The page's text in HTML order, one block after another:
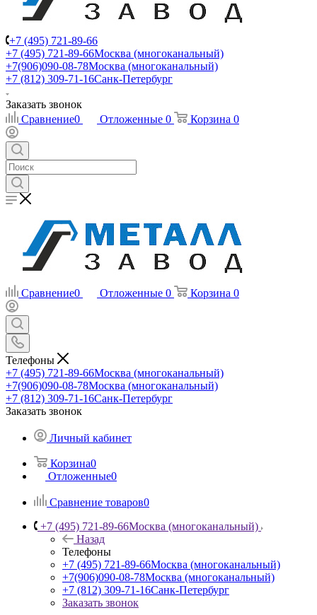
+7 (495) 721-89-66
+7 (495) 721-89-66Москва (многоканальный)
+7(906)090-08-78Москва (многоканальный)
+7 (812) 309-71-16Санк-Петербург
Заказать звонок
Сравнение0 Отложенные 0 Корзина 0
Сравнение0 Отложенные 0 Корзина 0
Телефоны
+7 (495) 721-89-66Москва (многоканальный)
+7(906)090-08-78Москва (многоканальный)
+7 (812) 309-71-16Санк-Петербург
Заказать звонок
Личный кабинет
Корзина0
Отложенные0
Сравнение товаров0
+7 (495) 721-89-66Москва (многоканальный)
Назад
Телефоны
+7 (495) 721-89-66Москва (многоканальный)
+7(906)090-08-78Москва (многоканальный)
+7 (812) 309-71-16Санк-Петербург
Заказать звонок